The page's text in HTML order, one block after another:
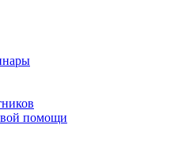
помощи